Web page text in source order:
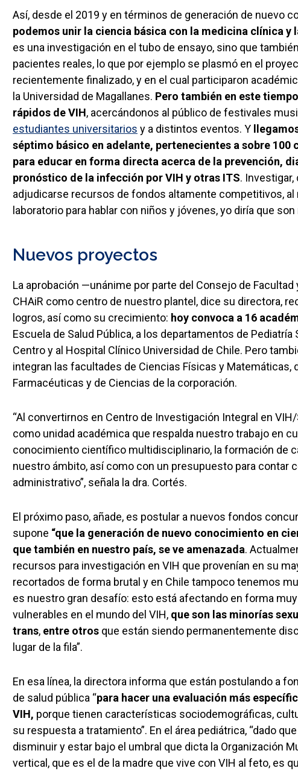
Así, desde el 2019 y en términos de generación de nuevo
podemos unir la ciencia básica con la medicina clínica y
es una investigación en el tubo de ensayo, sino que
pacientes reales, lo que por ejemplo se plasmó en el
recientemente finalizado, y en el cual participaron
la Universidad de Magallanes. Pero también en este
rápidos de VIH, acercándonos al público de festivales
estudiantes universitarios y a distintos eventos. Y
séptimo básico en adelante, pertenecientes a sobre 100
para educar en forma directa acerca de la prevención,
pronóstico de la infección por VIH y otras ITS.
adjudicarse recursos de fondos altamente competitivos, al
laboratorio para hablar con niños y jóvenes, yo diría que
Nuevos proyectos
La aprobación —unánime por parte del Consejo de
CHAiR como centro de nuestro plantel, dice su directora,
logros, así como su crecimiento: hoy convoca a 16
Escuela de Salud Pública, a los departamentos de
Centro y al Hospital Clínico Universidad de Chile. Pero
integran las facultades de Ciencias Físicas y Matemáticas,
Farmacéuticas y de Ciencias de la corporación.
“Al convertirnos en Centro de Investigación Integral en
como unidad académica que respalda nuestro trabajo en
conocimiento científico multidisciplinario, la formación de
nuestro ámbito, así como con un presupuesto para contar
administrativo”, señala la dra. Cortés.
El próximo paso, añade, es postular a nuevos fondos
supone “que la generación de nuevo conocimiento en
que también en nuestro país, se ve amenazada.
recursos para investigación en VIH que provenían en su
recortados de forma brutal y en Chile tampoco tenemos
es nuestro gran desafío: esto está afectando en forma
vulnerables en el mundo del VIH, que son las minorías
trans, entre otros que están siendo permanentemente
lugar de la fila”.
En esa línea, la directora informa que están postulando a
de salud pública “para hacer una evaluación más
VIH, porque tienen características sociodemográficas,
su respuesta a tratamiento”. En el área pediátrica, “dado
disminuir y estar bajo el umbral que dicta la Organización
vertical, que es el de la madre que vive con VIH al feto, es